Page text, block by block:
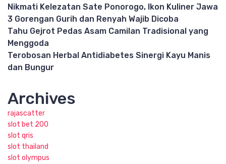
Nikmati Kelezatan Sate Ponorogo, Ikon Kuliner Jawa
3 Gorengan Gurih dan Renyah Wajib Dicoba
Tahu Gejrot Pedas Asam Camilan Tradisional yang
Menggoda
Terobosan Herbal Antidiabetes Sinergi Kayu Manis
dan Bungur
Archives
rajascatter
slot bet 200
slot qris
slot thailand
slot olympus